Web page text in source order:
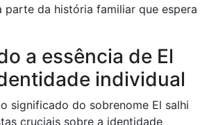
parte da história familiar que espera
a essência de El
individual
significado do sobrenome El salhi
cruciais sobre a identidade